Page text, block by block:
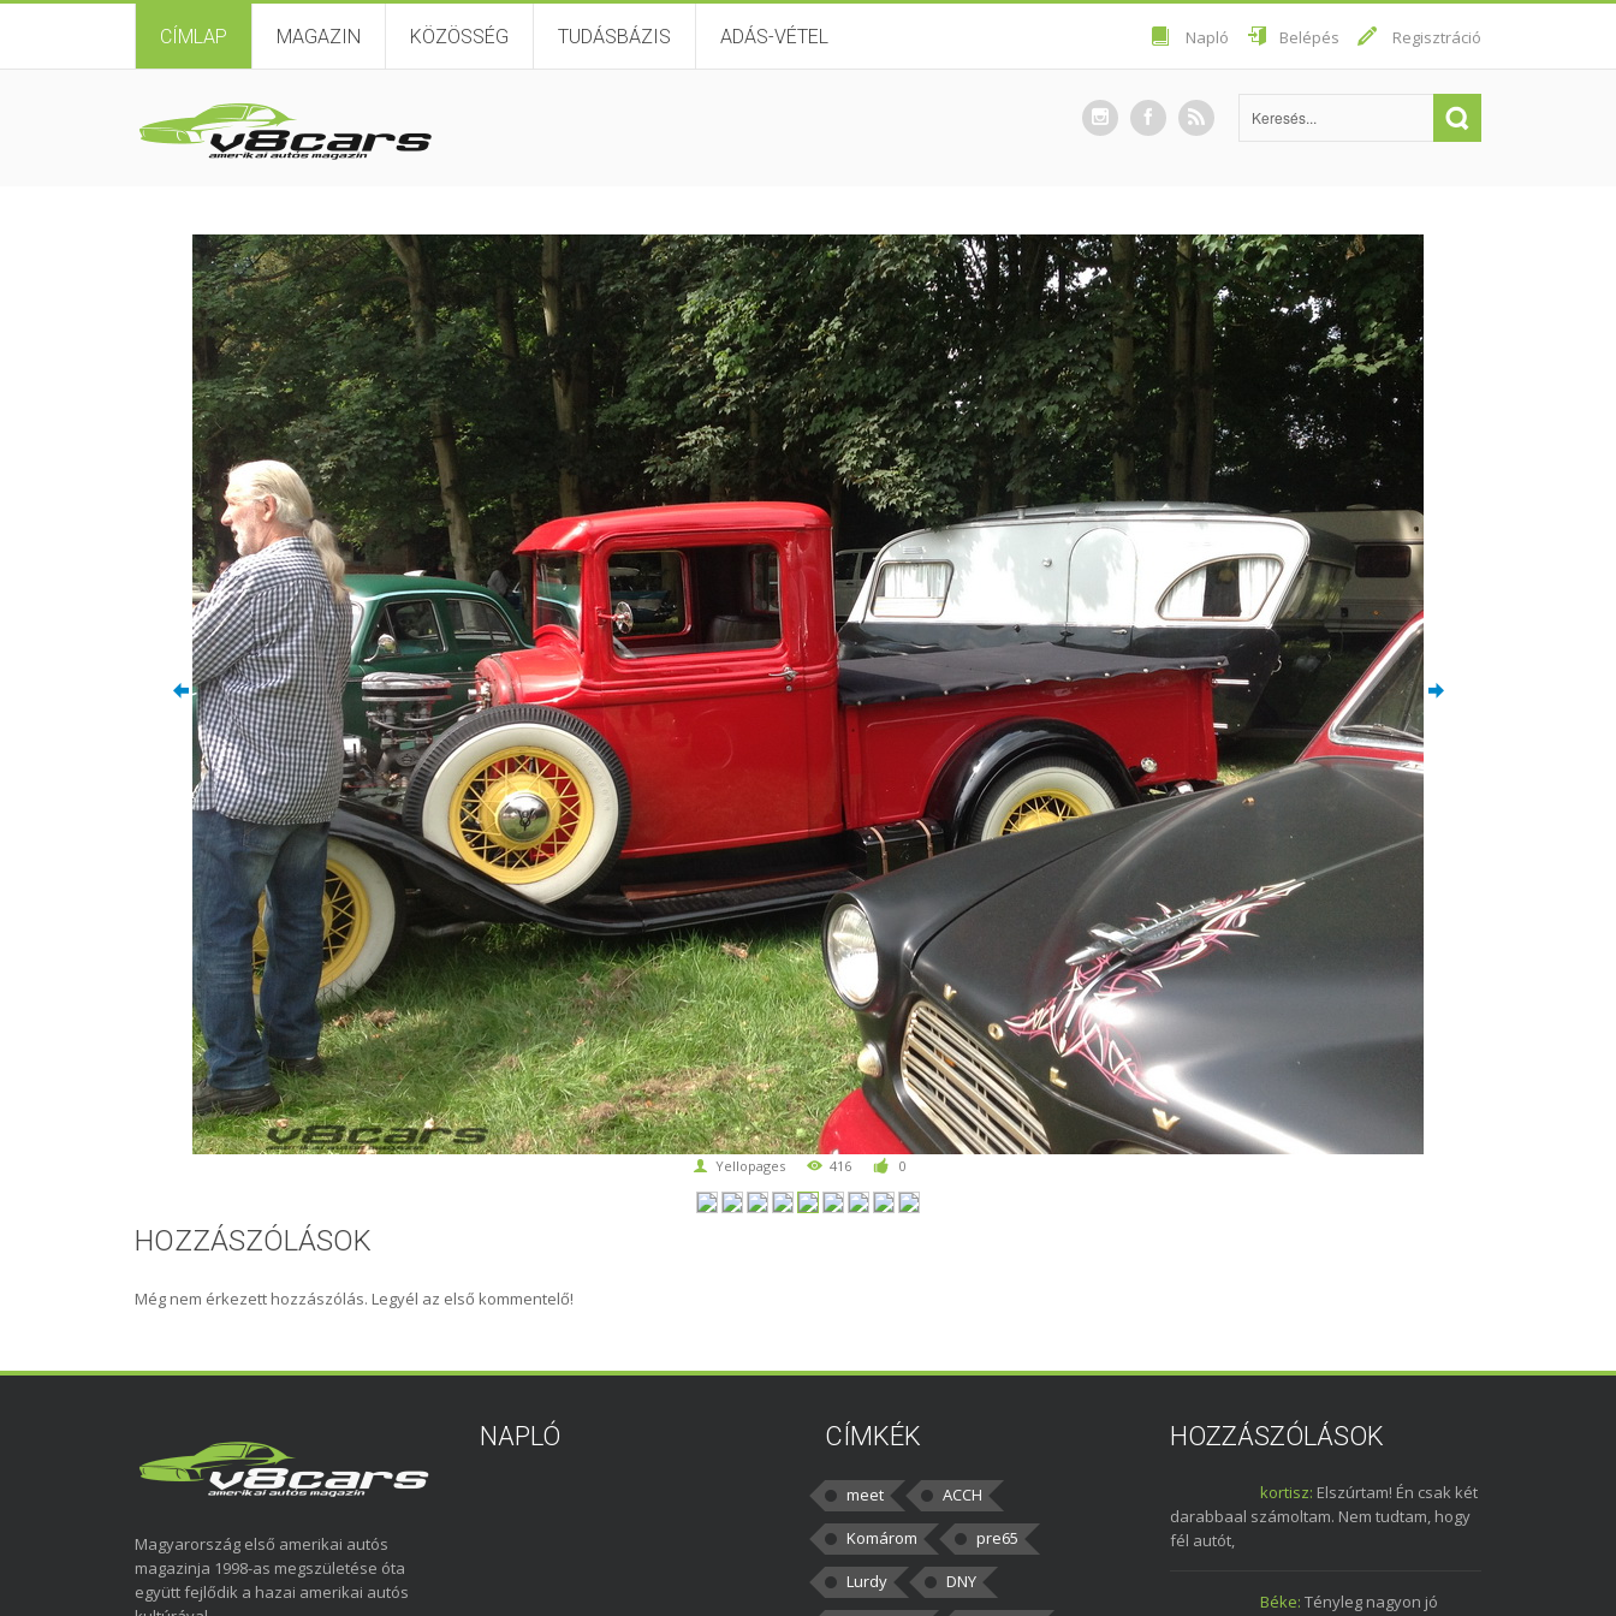
CÍMLAP MAGAZIN KÖZÖSSÉG TUDÁSBÁZIS ADÁS-VÉTEL Napló Belépés Regisztráció
Yellopages 416 0
HOZZÁSZÓLÁSOK
Még nem érkezett hozzászólás. Legyél az első kommentelő!
Magyarország első amerikai autós
magazinja 1998-as megszületése óta
együtt fejlődik a hazai amerikai autós
NAPLÓ CÍMKÉK
meet
ACCH
Komárom
pre65
Lurdy
DNY
HOZZÁSZÓLÁSOK
kortisz: Elszúrtam! Én csak két
darabbaal számoltam. Nem tudtam, hogy
fél autót,
Béke: Tényleg nagyon jó